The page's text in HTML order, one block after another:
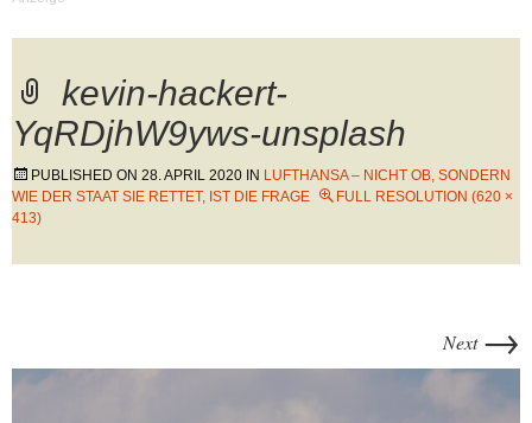
kevin-hackert-
YqRDjhW9yws-unsplash
PUBLISHED ON 28. APRIL 2020 IN LUFTHANSA – NICHT OB, SONDERN
WIE DER STAAT SIE RETTET, IST DIE FRAGE
FULL RESOLUTION (620 ×
413)
Next →